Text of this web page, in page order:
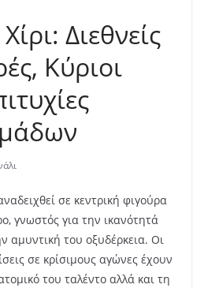
Διεθνείς
Κύριοι
σε κεντρική φιγούρα
γνωστός για την ικανότητά
αμυντική του οξυδέρκεια. Οι
σε κρίσιμους αγώνες έχουν
του ταλέντο αλλά και τη